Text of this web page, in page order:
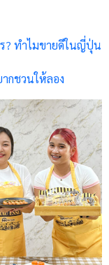
ร? ทำไมขายดีในญี่ปุ่น
ากชวนให้ลอง